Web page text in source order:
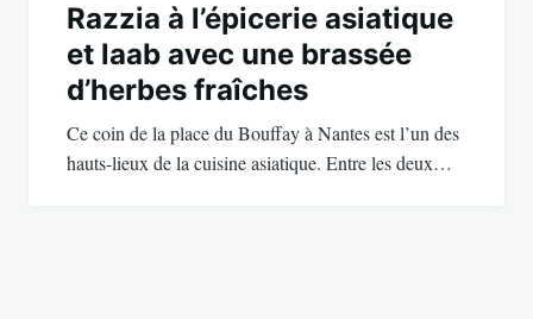
Razzia à l’épicerie asiatique
et laab avec une brassée
d’herbes fraîches
Ce coin de la place du Bouffay à Nantes est l’un des
hauts-lieux de la cuisine asiatique. Entre les deux…